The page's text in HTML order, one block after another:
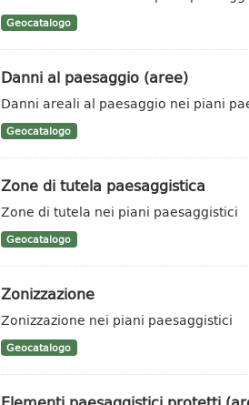
Geocatalogo
Danni al paesaggio (aree)
Danni areali al paesaggio nei piani
Geocatalogo
Zone di tutela paesaggistica
Zone di tutela nei piani paesaggistici
Geocatalogo
Zonizzazione
Zonizzazione nei piani paesaggistici
Geocatalogo